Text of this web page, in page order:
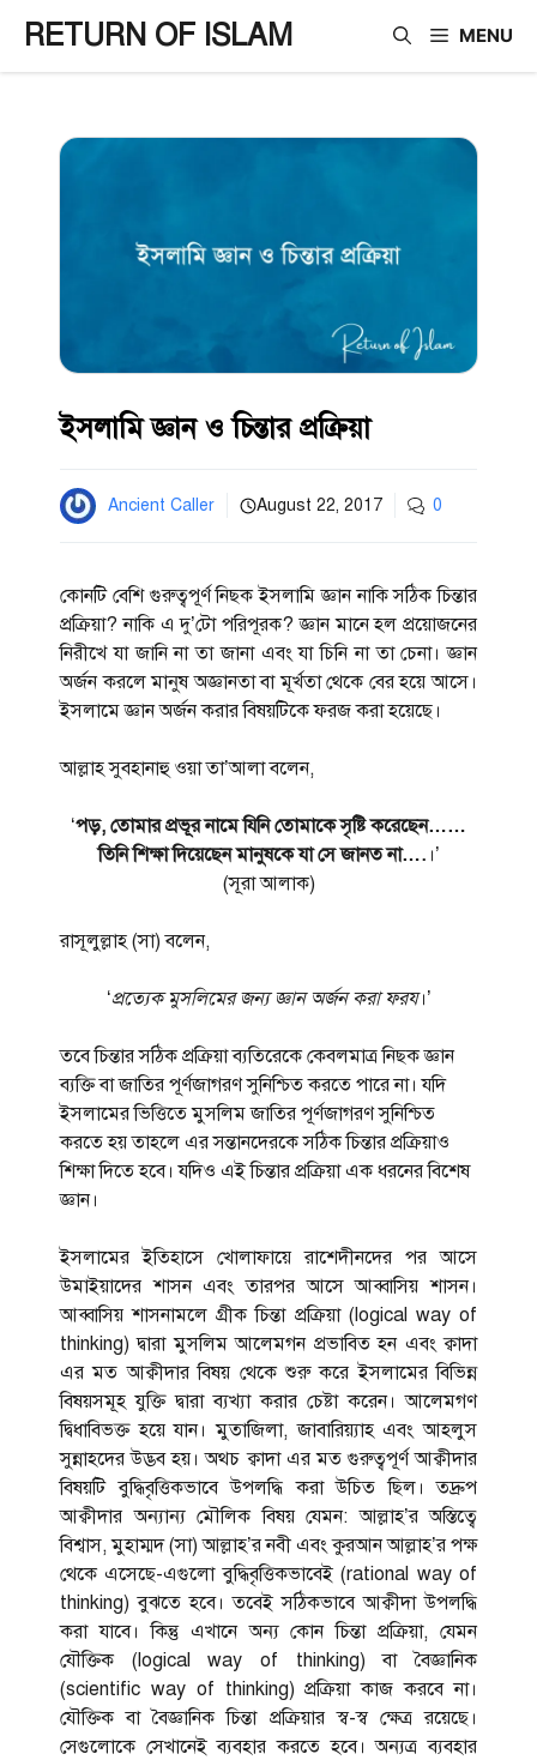
content
RETURN OF ISLAM MENU
ইসলামি জ্ঞান ও চিন্তার প্রক্রিয়া
Ancient Caller August 22, 2017 0
কোনটি বেশি গুরুত্বপূর্ণ নিছক ইসলামি জ্ঞান নাকি সঠিক চিন্তার
প্রক্রিয়া? নাকি এ দু’টো পরিপূরক? জ্ঞান মানে হল প্রয়োজনের
নিরীখে যা জানি না তা জানা এবং যা চিনি না তা চেনা। জ্ঞান
অর্জন করলে মানুষ অজ্ঞানতা বা মূর্খতা থেকে বের হয়ে আসে।
ইসলামে জ্ঞান অর্জন করার বিষয়টিকে ফরজ করা হয়েছে।
আল্লাহ সুবহানাহু ওয়া তা’আলা বলেন,
‘পড়, তোমার প্রভূর নামে যিনি তোমাকে সৃষ্টি করেছেন……
তিনি শিক্ষা দিয়েছেন মানুষকে যা সে জানত না…. ।’
(সূরা আলাক)
রাসূলুল্লাহ (সা) বলেন,
‘প্রত্যেক মুসলিমের জন্য জ্ঞান অর্জন করা ফরয।’
তবে চিন্তার সঠিক প্রক্রিয়া ব্যতিরেকে কেবলমাত্র নিছক জ্ঞান
ব্যক্তি বা জাতির পূর্ণজাগরণ সুনিশ্চিত করতে পারে না। যদি
ইসলামের ভিত্তিতে মুসলিম জাতির পূর্ণজাগরণ সুনিশ্চিত
করতে হয় তাহলে এর সন্তানদেরকে সঠিক চিন্তার প্রক্রিয়াও
শিক্ষা দিতে হবে। যদিও এই চিন্তার প্রক্রিয়া এক ধরনের বিশেষ
জ্ঞান।
ইসলামের ইতিহাসে খোলাফায়ে রাশেদীনদের পর আসে
উমাইয়াদের শাসন এবং তারপর আসে আব্বাসিয় শাসন।
আব্বাসিয় শাসনামলে গ্রীক চিন্তা প্রক্রিয়া (logical way of
thinking) দ্বারা মুসলিম আলেমগন প্রভাবিত হন এবং ক্বাদা
এর মত আক্বীদার বিষয় থেকে শুরু করে ইসলামের বিভিন্ন
বিষয়সমূহ যুক্তি দ্বারা ব্যখ্যা করার চেষ্টা করেন। আলেমগণ
দ্বিধাবিভক্ত হয়ে যান। মুতাজিলা, জাবারিয়্যাহ এবং আহলুস
সুন্নাহদের উদ্ভব হয়। অথচ ক্বাদা এর মত গুরুত্বপূর্ণ আক্বীদার
বিষয়টি বুদ্ধিবৃত্তিকভাবে উপলদ্ধি করা উচিত ছিল। তদ্রুপ
আক্বীদার অন্যান্য মৌলিক বিষয় যেমন: আল্লাহ’র অস্তিত্বে
বিশ্বাস, মুহাম্মদ (সা) আল্লাহ’র নবী এবং কুরআন আল্লাহ’র পক্ষ
থেকে এসেছে-এগুলো বুদ্ধিবৃত্তিকভাবেই (rational way of
thinking) বুঝতে হবে। তবেই সঠিকভাবে আক্বীদা উপলদ্ধি
করা যাবে। কিন্তু এখানে অন্য কোন চিন্তা প্রক্রিয়া, যেমন
যৌক্তিক (logical way of thinking) বা বৈজ্ঞানিক
(scientific way of thinking) প্রক্রিয়া কাজ করবে না।
যৌক্তিক বা বৈজ্ঞানিক চিন্তা প্রক্রিয়ার স্ব-স্ব ক্ষেত্র রয়েছে।
সেগুলোকে সেখানেই ব্যবহার করতে হবে। অন্যত্র ব্যবহার